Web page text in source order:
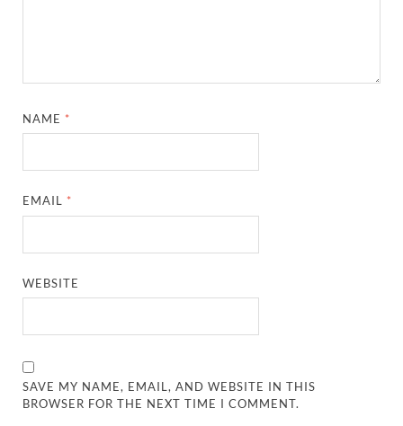
NAME *
EMAIL *
WEBSITE
SAVE MY NAME, EMAIL, AND WEBSITE IN THIS
BROWSER FOR THE NEXT TIME I COMMENT.